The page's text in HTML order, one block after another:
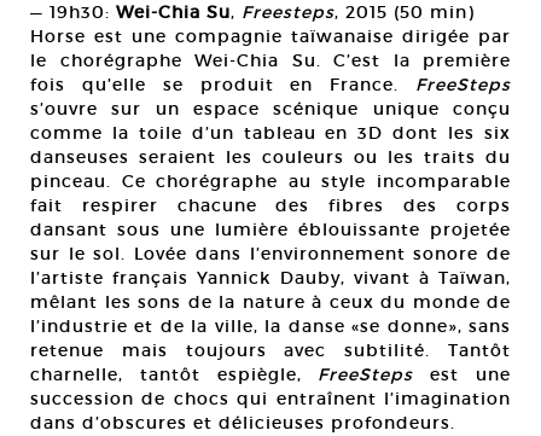
— 19h30: Wei-Chia Su, Freesteps, 2015 (50 min)
Horse est une compagnie taïwanaise dirigée par
le chorégraphe Wei-Chia Su. C’est la première
fois qu’elle se produit en France. FreeSteps
s’ouvre sur un espace scénique unique conçu
comme la toile d’un tableau en 3D dont les six
danseuses seraient les couleurs ou les traits du
pinceau. Ce chorégraphe au style incomparable
fait respirer chacune des fibres des corps
dansant sous une lumière éblouissante projetée
sur le sol. Lovée dans l’environnement sonore de
l’artiste français Yannick Dauby, vivant à Taïwan,
mêlant les sons de la nature à ceux du monde de
l’industrie et de la ville, la danse «se donne», sans
retenue mais toujours avec subtilité. Tantôt
charnelle, tantôt espiègle, FreeSteps est une
succession de chocs qui entraînent l’imagination
dans d’obscures et délicieuses profondeurs.